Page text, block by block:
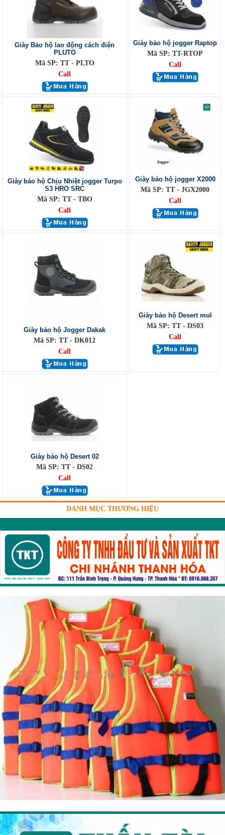
Giày Bảo hộ lao động cách điện
PLUTO
Mã SP: TT - PLTO
Call
Giày bảo hộ jogger Raptop
Mã SP: TT-RTOP
Call
Giày bảo hộ Chịu Nhiệt jogger Turpo
S3 HRO SRC
Mã SP: TT - TBO
Call
Giày bảo hộ jogger X2000
Mã SP: TT - JGX2000
Call
Giày bảo hộ Jogger Dakak
Mã SP: TT - DK012
Call
Giày bảo hộ Desert mul
Mã SP: TT - DS03
Call
Giày bảo hộ Desert 02
Mã SP: TT - DS02
Call
DANH MỤC THƯƠNG HIỆU